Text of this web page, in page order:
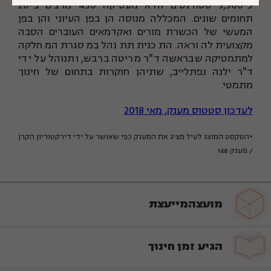
כ-3,500 סטודנטים והיא מעסיקה 450 מרצים ב-20
תחומים שונים. המכללה מנוסה הן בפן העיוני והן בפן
המעשי של הכשרת מורים ואקדמאים העוברים הסבה
מקצועית להוראה. התכנית תתנהל במסגרת המחלקה
למתמטיקה שבראשה ד"ר מריטה ברבש, ותנוהל על ידי
ד"ר ילנה נפתלייב, שתיהן חוקרות בתחום של חינוך
מתמטי.
לעדכון סטטוס מענק, מאי 2018
*הטקסט המוצג לעיל מציג את המענק כפי שאושר על ידי דירקטוריון הקרן
/ מענק 148
מועצהמייעצת
הגיע זמן חינוך